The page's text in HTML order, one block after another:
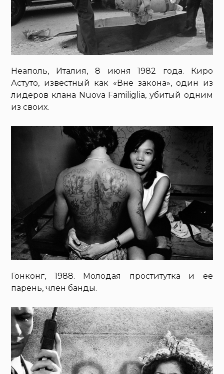
Неаполь, Италия, 8 июня 1982 года. Киро
Астуто, известный как «Вне закона», один из
лидеров клана Nuova Familiglia, убитый одним
из своих.
Гонконг, 1988. Молодая проститутка и ее
парень, член банды.